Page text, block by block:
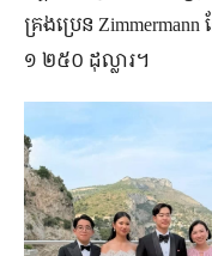
គ្រង​ប្រេន
១ ២៥០ ដុល្លារ។